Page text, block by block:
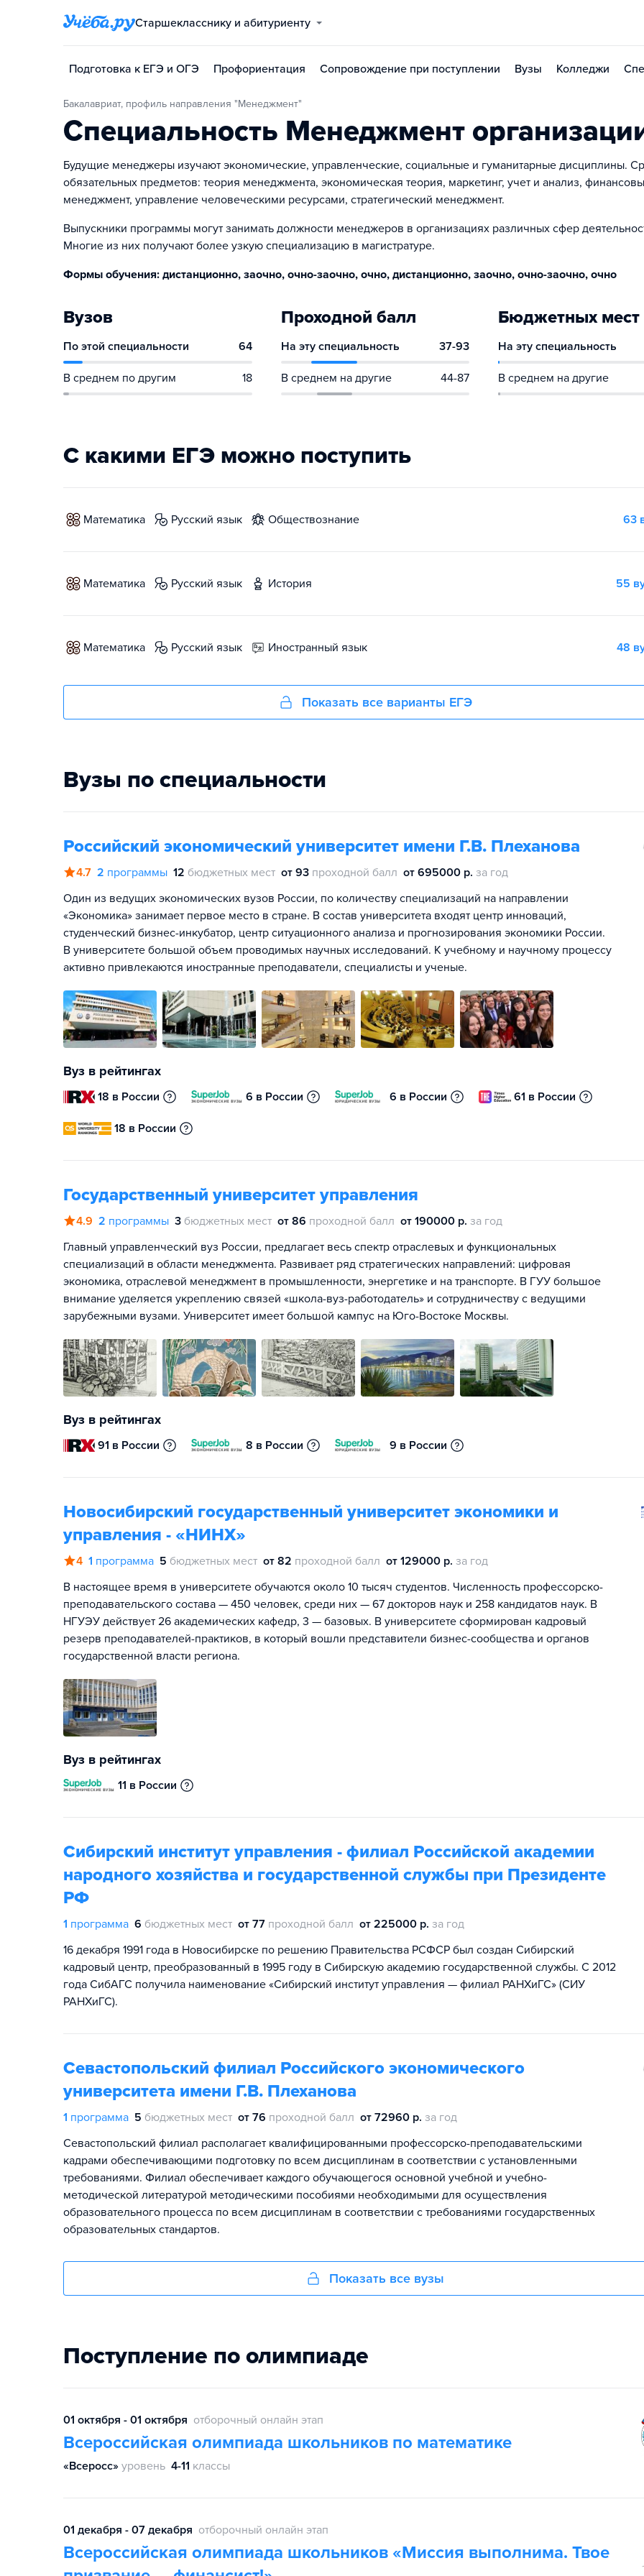
Старшекласснику и абитуриенту
Подготовка к ЕГЭ и ОГЭ Профориентация Сопровождение при поступлении Вузы Колледжи
Бакалавриат, профиль направления "Менеджмент"
Специальность Менеджмент
Будущие менеджеры изучают экономические, управленческие, социальные и гуманитарные дисциплины.
обязательных предметов: теория менеджмента, экономическая теория, маркетинг, учет и анализ,
менеджмент, управление человеческими ресурсами, стратегический менеджмент.
Выпускники программы могут занимать должности менеджеров в организациях различных сфер
Многие из них получают более узкую специализацию в магистратуре.
Формы обучения: дистанционно, заочно, очно-заочно, очно, дистанционно, заочно, очно-заочно, очно
Вузов
По этой специальности 64
В среднем по другим 18
Проходной балл
На эту специальность 37-93
В среднем на другие 44-87
Бюджетных мест
На эту специальность
В среднем на другие
С какими ЕГЭ можно поступить
математика русский язык обществознание 63
математика русский язык история 55
математика русский язык иностранный язык 48
Показать все варианты ЕГЭ
Вузы по специальности
Российский экономический университет имени Г.В. Плеханова
4.7 2 программы 12 бюджетных мест от 93 проходной балл от 695000 р. за год
Один из ведущих экономических вузов России, по количеству специализаций на направлении
«Экономика» занимает первое место в стране. В состав университета входят центр инноваций,
студенческий бизнес-инкубатор, центр ситуационного анализа и прогнозирования экономики России.
В университете большой объем проводимых научных исследований. К учебному и научному процессу
активно привлекаются иностранные преподаватели, специалисты и ученые.
Вуз в рейтингах
18 в России 6 в России 6 в России 61 в России
18 в России
Государственный университет управления
4.9 2 программы 3 бюджетных мест от 86 проходной балл от 190000 р. за год
Главный управленческий вуз России, предлагает весь спектр отраслевых и функциональных
специализаций в области менеджмента. Развивает ряд стратегических направлений: цифровая
экономика, отраслевой менеджмент в промышленности, энергетике и на транспорте. В ГУУ большое
внимание уделяется укреплению связей «школа-вуз-работодатель» и сотрудничеству с ведущими
зарубежными вузами. Университет имеет большой кампус на Юго-Востоке Москвы.
Вуз в рейтингах
91 в России 8 в России 9 в России
Новосибирский государственный университет экономики и
управления - «НИНХ»
4 1 программа 5 бюджетных мест от 82 проходной балл от 129000 р. за год
В настоящее время в университете обучаются около 10 тысяч студентов. Численность профессорско-
преподавательского состава — 450 человек, среди них — 67 докторов наук и 258 кандидатов наук. В
НГУЭУ действует 26 академических кафедр, 3 — базовых. В университете сформирован кадровый
резерв преподавателей-практиков, в который вошли представители бизнес-сообщества и органов
государственной власти региона.
Вуз в рейтингах
11 в России
Сибирский институт управления - филиал Российской академии
народного хозяйства и государственной службы при Президенте
РФ
1 программа 6 бюджетных мест от 77 проходной балл от 225000 р. за год
16 декабря 1991 года в Новосибирске по решению Правительства РСФСР был создан Сибирский
кадровый центр, преобразованный в 1995 году в Сибирскую академию государственной службы. С 2012
года СибАГС получила наименование «Сибирский институт управления — филиал РАНХиГС» (СИУ
РАНХиГС).
Севастопольский филиал Российского экономического
университета имени Г.В. Плеханова
1 программа 5 бюджетных мест от 76 проходной балл от 72960 р. за год
Севастопольский филиал располагает квалифицированными профессорско-преподавательскими
кадрами обеспечивающими подготовку по всем дисциплинам в соответствии с установленными
требованиями. Филиал обеспечивает каждого обучающегося основной учебной и учебно-
методической литературой методическими пособиями необходимыми для осуществления
образовательного процесса по всем дисциплинам в соответствии с требованиями государственных
образовательных стандартов.
Показать все вузы
Поступление по олимпиаде
01 октября - 01 октября отборочный онлайн этап
Всероссийская олимпиада школьников по математике
«Всеросс» уровень 4-11 классы
01 декабря - 07 декабря отборочный онлайн этап
Всероссийская олимпиада школьников «Миссия выполнима. Твое